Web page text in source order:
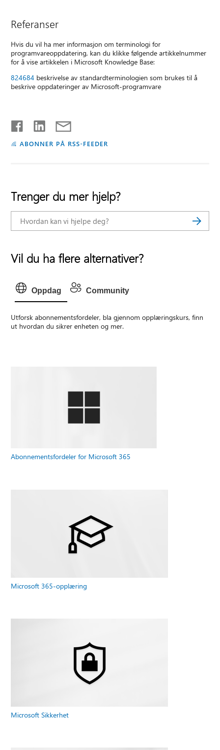
Referanser
Hvis du vil ha mer informasjon om terminologi for
programvareoppdatering, kan du klikke følgende artikkelnummer
for å vise artikkelen i Microsoft Knowledge Base:
824684 beskrivelse av standardterminologien som brukes til å
beskrive oppdateringer av Microsoft-programvare
ABONNER PÅ RSS-FEEDER
Trenger du mer hjelp?
Vil du ha flere alternativer?
Oppdag Community
Utforsk abonnementsfordeler, bla gjennom opplæringskurs, finn
ut hvordan du sikrer enheten og mer.
Abonnementsfordeler for Microsoft 365
Microsoft 365-opplæring
Microsoft Sikkerhet